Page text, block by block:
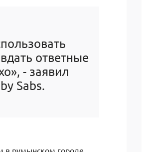
ответные
- заявил
Sabs.
в румынском городе